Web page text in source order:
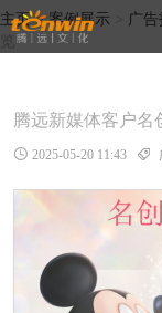
主页>案例展示 广告
腾远新媒体客户
 2025-05-20 11:43 